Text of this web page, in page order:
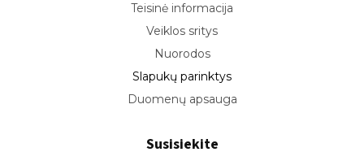
Teisinė informacija
Veiklos sritys
Nuorodos
Slapukų parinktys
Duomenų apsauga
Susisiekite